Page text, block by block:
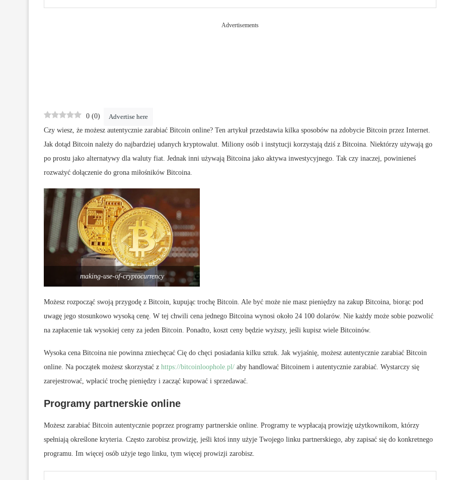
Advertisements
Advertise here
0 (0)
Czy wiesz, że możesz autentycznie zarabiać Bitcoin online? Ten artykuł przedstawia kilka sposobów na zdobycie Bitcoin przez Internet.
Jak dotąd Bitcoin należy do najbardziej udanych kryptowalut. Miliony osób i instytucji korzystają dziś z Bitcoina. Niektórzy używają go
po prostu jako alternatywy dla waluty fiat. Jednak inni używają Bitcoina jako aktywa inwestycyjnego. Tak czy inaczej, powinieneś
rozważyć dołączenie do grona miłośników Bitcoina.
making-use-of-cryptocurrency
Możesz rozpocząć swoją przygodę z Bitcoin, kupując trochę Bitcoin. Ale być może nie masz pieniędzy na zakup Bitcoina, biorąc pod
uwagę jego stosunkowo wysoką cenę. W tej chwili cena jednego Bitcoina wynosi około 24 100 dolarów. Nie każdy może sobie pozwolić
na zapłacenie tak wysokiej ceny za jeden Bitcoin. Ponadto, koszt ceny będzie wyższy, jeśli kupisz wiele Bitcoinów.
Wysoka cena Bitcoina nie powinna zniechęcać Cię do chęci posiadania kilku sztuk. Jak wyjaśnię, możesz autentycznie zarabiać Bitcoin
online. Na początek możesz skorzystać z https://bitcoinloophole.pl/ aby handlować Bitcoinem i autentycznie zarabiać. Wystarczy się
zarejestrować, wpłacić trochę pieniędzy i zacząć kupować i sprzedawać.
Programy partnerskie online
Możesz zarabiać Bitcoin autentycznie poprzez programy partnerskie online. Programy te wypłacają prowizję użytkownikom, którzy
spełniają określone kryteria. Często zarobisz prowizję, jeśli ktoś inny użyje Twojego linku partnerskiego, aby zapisać się do konkretnego
programu. Im więcej osób użyje tego linku, tym więcej prowizji zarobisz.